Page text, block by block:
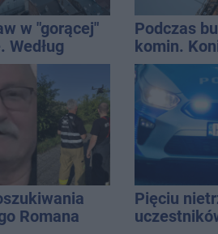
w "gorącej"
Według
nasze
jednym z
narażonych
Podczas
komin.
Romana
Pięciu